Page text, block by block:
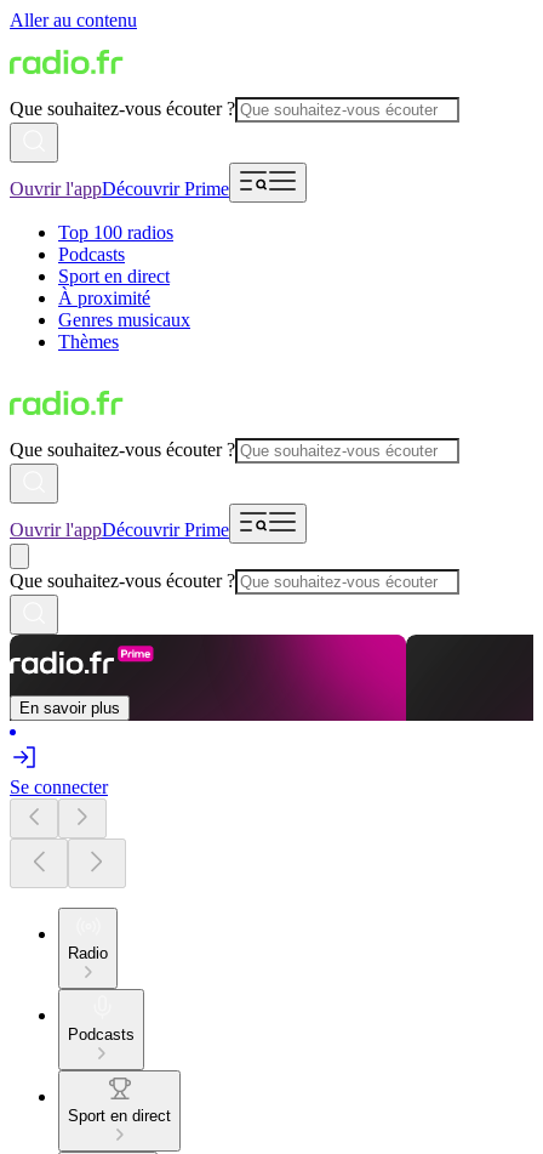
Aller au contenu
Que souhaitez-vous écouter ?
Ouvrir l'appDécouvrir Prime
Top 100 radios
Podcasts
Sport en direct
À proximité
Genres musicaux
Thèmes
Que souhaitez-vous écouter ?
Ouvrir l'appDécouvrir Prime
Que souhaitez-vous écouter ?
En savoir plus
Se connecter
Radio
Podcasts
Sport en direct